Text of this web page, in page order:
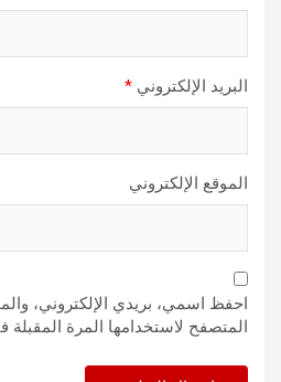
البريد الإلكتروني *
الموقع الإلكتروني
احفظ اسمي، بريدي الإلكتروني،
المتصفح لاستخدامها المرة المقبلة